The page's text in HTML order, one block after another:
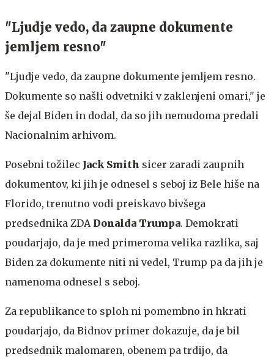
"Ljudje vedo, da zaupne dokumente
jemljem resno"
"Ljudje vedo, da zaupne dokumente jemljem resno.
Dokumente so našli odvetniki v zaklenjeni omari," je
še dejal Biden in dodal, da so jih nemudoma predali
Nacionalnim arhivom.
Posebni tožilec Jack Smith sicer zaradi zaupnih
dokumentov, ki jih je odnesel s seboj iz Bele hiše na
Florido, trenutno vodi preiskavo bivšega
predsednika ZDA Donalda Trumpa. Demokrati
poudarjajo, da je med primeroma velika razlika, saj
Biden za dokumente niti ni vedel, Trump pa da jih je
namenoma odnesel s seboj.
Za republikance to sploh ni pomembno in hkrati
poudarjajo, da Bidnov primer dokazuje, da je bil
predsednik malomaren, obenem pa trdijo, da